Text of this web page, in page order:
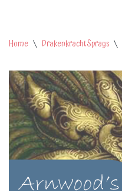
Home \ DrakenkrachtSprays \